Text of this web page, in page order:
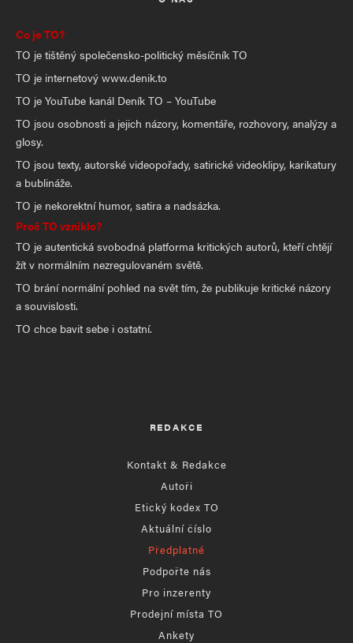
Co je TO?
TO je tištěný společensko-politický měsíčník TO
TO je internetový www.denik.to
TO je YouTube kanál Deník TO – YouTube
TO jsou osobnosti a jejich názory, komentáře, rozhovory, analýzy a
glosy.
TO jsou texty, autorské videopořady, satirické videoklipy, karikatury
a bublináže.
TO je nekorektní humor, satira a nadsázka.
Proč TO vzniklo?
TO je autentická svobodná platforma kritických autorů, kteří chtějí
žít v normálním nezregulovaném světě.
TO brání normální pohled na svět tím, že publikuje kritické názory
a souvislosti.
TO chce bavit sebe i ostatní.
REDAKCE
Kontakt & Redakce
Autoři
Etický kodex TO
Aktuální číslo
Předplatné
Podpořte nás
Pro inzerenty
Prodejní místa TO
Ankety